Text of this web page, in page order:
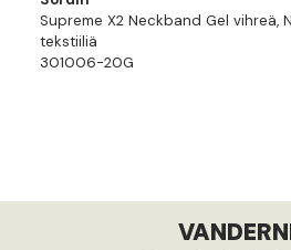
Supreme X2 Neckband Gel vihreä,
tekstiiliä
301006-20G